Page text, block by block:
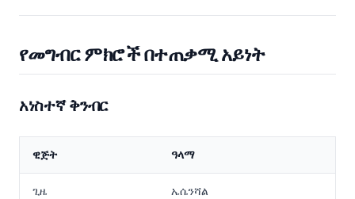
የመግብር ምክሮች በተጠቃሚ አይነት
አነስተኛ ቅንብር
ዊጅት ዓላማ
ጊዜ ኤሴንሻል